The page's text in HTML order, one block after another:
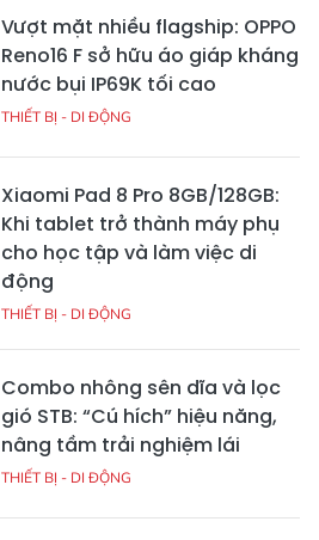
Vượt mặt nhiều flagship: OPPO
Reno16 F sở hữu áo giáp kháng
nước bụi IP69K tối cao
THIẾT BỊ - DI ĐỘNG
Xiaomi Pad 8 Pro 8GB/128GB:
Khi tablet trở thành máy phụ
cho học tập và làm việc di
động
THIẾT BỊ - DI ĐỘNG
Combo nhông sên dĩa và lọc
gió STB: “Cú hích” hiệu năng,
nâng tầm trải nghiệm lái
THIẾT BỊ - DI ĐỘNG